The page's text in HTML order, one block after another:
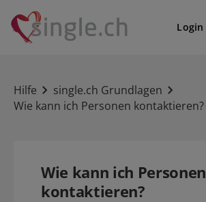
Login
Hilfe
single.ch Grundlagen
Wie kann ich Personen kontaktieren?
Wie kann ich Personen
kontaktieren?